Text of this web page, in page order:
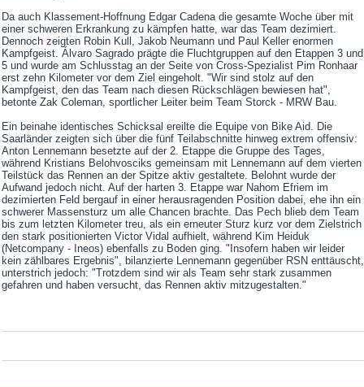
Da auch Klassement-Hoffnung Edgar Cadena die gesamte Woche über mit
einer schweren Erkrankung zu kämpfen hatte, war das Team dezimiert.
Dennoch zeigten Robin Kull, Jakob Neumann und Paul Keller enormen
Kampfgeist. Álvaro Sagrado prägte die Fluchtgruppen auf den Etappen 3 und
5 und wurde am Schlusstag an der Seite von Cross-Spezialist Pim Ronhaar
erst zehn Kilometer vor dem Ziel eingeholt. "Wir sind stolz auf den
Kampfgeist, den das Team nach diesen Rückschlägen bewiesen hat",
betonte Zak Coleman, sportlicher Leiter beim Team Storck - MRW Bau.
Ein beinahe identisches Schicksal ereilte die Equipe von Bike Aid. Die
Saarländer zeigten sich über die fünf Teilabschnitte hinweg extrem offensiv:
Anton Lennemann besetzte auf der 2. Etappe die Gruppe des Tages,
während Kristians Belohvosciks gemeinsam mit Lennemann auf dem vierten
Teilstück das Rennen an der Spitze aktiv gestaltete. Belohnt wurde der
Aufwand jedoch nicht. Auf der harten 3. Etappe war Nahom Efriem im
dezimierten Feld bergauf in einer herausragenden Position dabei, ehe ihn ein
schwerer Massensturz um alle Chancen brachte. Das Pech blieb dem Team
bis zum letzten Kilometer treu, als ein erneuter Sturz kurz vor dem Zielstrich
den stark positionierten Victor Vidal aufhielt, während Kim Heiduk
(Netcompany - Ineos) ebenfalls zu Boden ging. "Insofern haben wir leider
kein zählbares Ergebnis", bilanzierte Lennemann gegenüber RSN enttäuscht,
unterstrich jedoch: "Trotzdem sind wir als Team sehr stark zusammen
gefahren und haben versucht, das Rennen aktiv mitzugestalten."